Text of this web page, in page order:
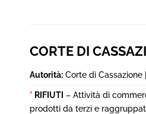
CORTE DI
Autorità: Corte di Cassazione |
* RIFIUTI – Attività di
prodotti da terzi e